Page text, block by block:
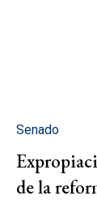
Senado
de la